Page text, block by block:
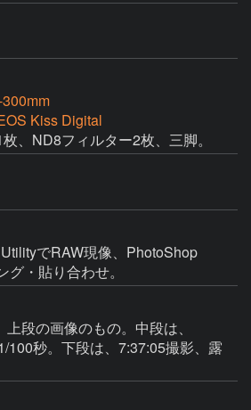
Kiss Digital
、ND8フィルター2枚、三脚。
でRAW現像、PhotoShop
・貼り合わせ。
上段の画像のもの。中段は、
100秒。下段は、7:37:05撮影、露